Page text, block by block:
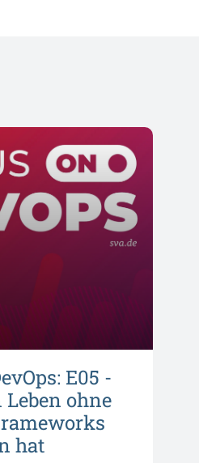
E05 -
ohne
hat